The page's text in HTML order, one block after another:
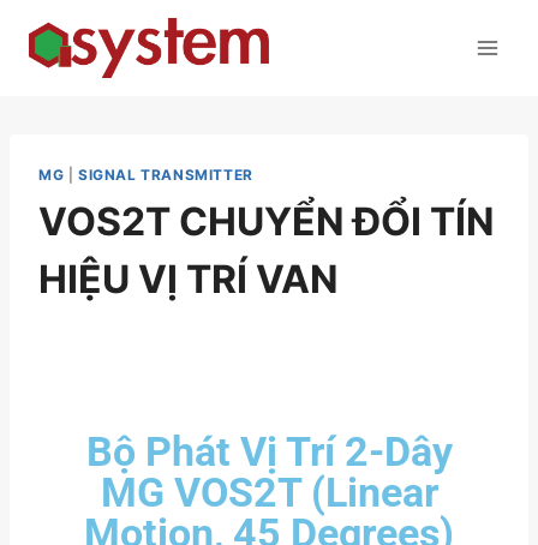
MG SIGNAL TRANSMITTER
VOS2T CHUYỂN ĐỔI TÍN
HIỆU VỊ TRÍ VAN
Bộ Phát Vị Trí 2-Dây
MG VOS2T (Linear
Motion, 45 Degrees)